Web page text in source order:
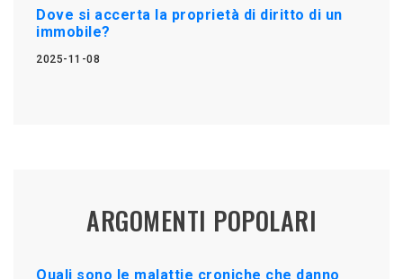
Dove si accerta la proprietà di diritto di un
immobile?
2025-11-08
ARGOMENTI POPOLARI
Quali sono le malattie croniche che danno